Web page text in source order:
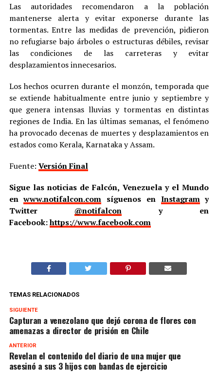
Las autoridades recomendaron a la población
mantenerse alerta y evitar exponerse durante las
tormentas. Entre las medidas de prevención, pidieron
no refugiarse bajo árboles o estructuras débiles, revisar
las condiciones de las carreteras y evitar
desplazamientos innecesarios.
Los hechos ocurren durante el monzón, temporada que
se extiende habitualmente entre junio y septiembre y
que genera intensas lluvias y tormentas en distintas
regiones de India. En las últimas semanas, el fenómeno
ha provocado decenas de muertes y desplazamientos en
estados como Kerala, Karnataka y Assam.
Fuente: Versión Final
Sigue las noticias de Falcón, Venezuela y el Mundo
enwww.notifalcon.com síguenos en Instagramy
Twitter @notifalcony en
Facebook:https://www.facebook.com
TEMAS RELACIONADOS
SIGUIENTE
Capturan a venezolano que dejó corona de flores con
amenazas a director de prisión en Chile
ANTERIOR
Revelan el contenido del diario de una mujer que
asesinó a sus 3 hijos con bandas de ejercicio